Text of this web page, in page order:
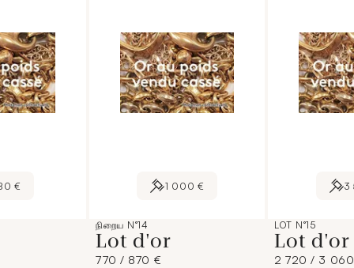
€ 1 000 €
நிறைய N°14
Lot d'or
770 / 870 €
3
LOT N°15
Lot d'or
2 720 / 3